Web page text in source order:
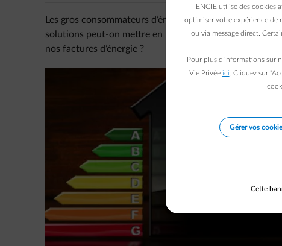
Les gros consommateurs d’énergie dans la maison
solutions peut-on mettre en place pour diminuer leur
nos factures d’énergie ?
ENGIE utilise des cookies
optimiser votre expérience de
ou via message direct.
Pour plus d’informations sur
Vie Privée ici . Cliquez sur
Gérer vos
Cette